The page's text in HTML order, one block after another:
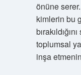
önüne
kimlerin bu
toplumsal
inşa